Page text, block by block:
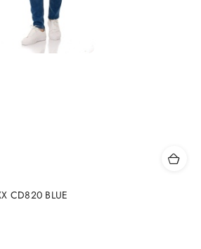
CD820 BLUE